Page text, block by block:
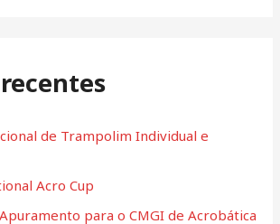
de Trampolim Individual e
Acro Cup
para o CMGI de Acrobática